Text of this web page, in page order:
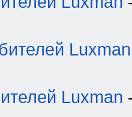
Luxman
Luxman